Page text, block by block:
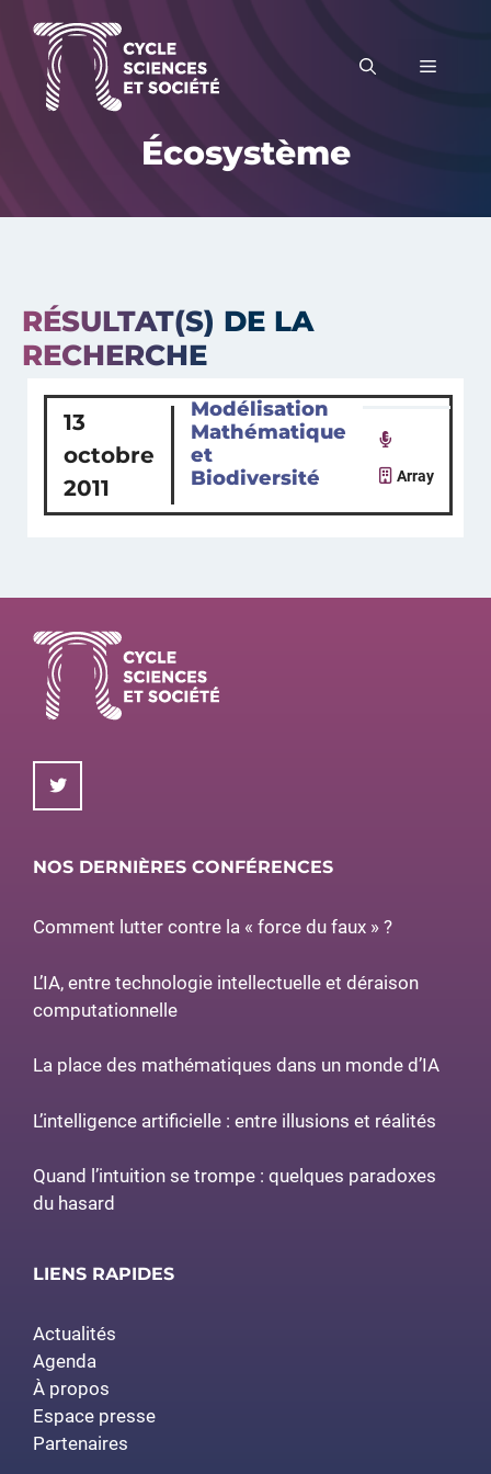
contenu
MENU
Écosystème
RÉSULTAT(S) DE LA
RECHERCHE
13
octobre
2011
Modélisation
Mathématique
et
Biodiversité
Array
NOS DERNIÈRES CONFÉRENCES
Comment lutter contre la « force du faux » ?
L’IA, entre technologie intellectuelle et déraison
computationnelle
La place des mathématiques dans un monde d’IA
L’intelligence artificielle : entre illusions et réalités
Quand l’intuition se trompe : quelques paradoxes
du hasard
LIENS RAPIDES
Actualités
Agenda
À propos
Espace presse
Partenaires